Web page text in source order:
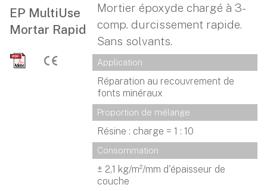
EP MultiUse
Mortar Rapid
Mortier époxyde chargé à 3-
comp. durcissement rapide.
Sans solvants.
Application
Réparation au recouvrement de
fonts minéraux
Proportion de mélange
Résine : charge = 1 : 10
Consommation
± 2,1 kg/m²/mm d'épaisseur de
couche